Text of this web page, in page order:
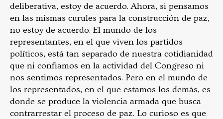
deliberativa, estoy de acuerdo. Ahora, si pensamos
en las mismas curules para la construcción de paz,
no estoy de acuerdo. El mundo de los
representantes, en el que viven los partidos
políticos, está tan separado de nuestra cotidianidad
que ni confiamos en la actividad del Congreso ni
nos sentimos representados. Pero en el mundo de
los representados, en el que estamos los demás, es
donde se produce la violencia armada que busca
contrarrestar el proceso de paz. Lo curioso es que